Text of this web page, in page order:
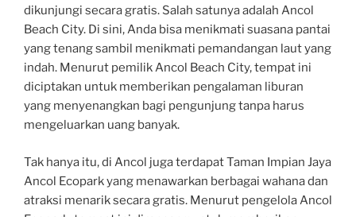
dikunjungi secara gratis. Salah satunya adalah Ancol
Beach City. Di sini, Anda bisa menikmati suasana pantai
yang tenang sambil menikmati pemandangan laut yang
indah. Menurut pemilik Ancol Beach City, tempat ini
diciptakan untuk memberikan pengalaman liburan
yang menyenangkan bagi pengunjung tanpa harus
mengeluarkan uang banyak.
Tak hanya itu, di Ancol juga terdapat Taman Impian Jaya
Ancol Ecopark yang menawarkan berbagai wahana dan
atraksi menarik secara gratis. Menurut pengelola Ancol